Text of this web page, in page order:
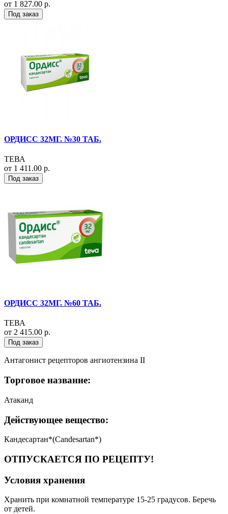
от 1 827.00 р.
Под заказ
ОРДИСС 32МГ. №30 ТАБ.
ТЕВА
от 1 411.00 р.
Под заказ
ОРДИСС 32МГ. №60 ТАБ.
ТЕВА
от 2 415.00 р.
Под заказ
Антагонист рецепторов ангиотензина II
Торговое название:
Атаканд
Действующее вещество:
Кандесартан*(Candesartan*)
ОТПУСКАЕТСЯ ПО РЕЦЕПТУ!
Условия хранения
Хранить при комнатной температуре 15-25 градусов. Беречь
от детей.